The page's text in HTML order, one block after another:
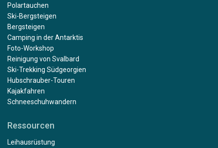
Polartauchen
Ski-Bergsteigen
Bergsteigen
Camping in der Antarktis
Foto-Workshop
Reinigung von Svalbard
Ski-Trekking Südgeorgien
Hubschrauber-Touren
Kajakfahren
Schneeschuhwandern
Ressourcen
Leihausrüstung